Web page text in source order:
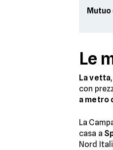
Le
La vetta
con
a metro
La
casa a
Nord